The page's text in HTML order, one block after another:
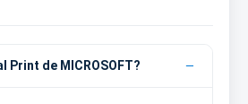
Print de MICROSOFT?